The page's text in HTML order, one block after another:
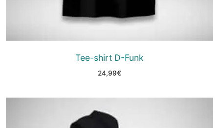
Tee-shirt D-Funk
24,99€